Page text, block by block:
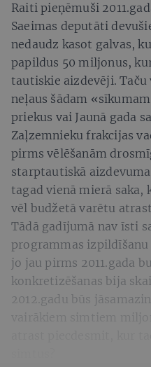
Raiti pieņēmuši
Saeimas deputāti
nedaudz kasot galvas,
papildus 50 miljonus,
tau­tiskie aizdevēji.
neļaus šādam
priekus vai Jaunā gada
Zaļzemnieku frakcijas
pirms vēlēšanām
starptautiskā
tagad vienā mierā saka,
vēl budžetā varētu
Tādā gadījumā nav īsti
programmas
jo jau pirms 2011.gada
konkretizēšanas bija
2012.gadu būs